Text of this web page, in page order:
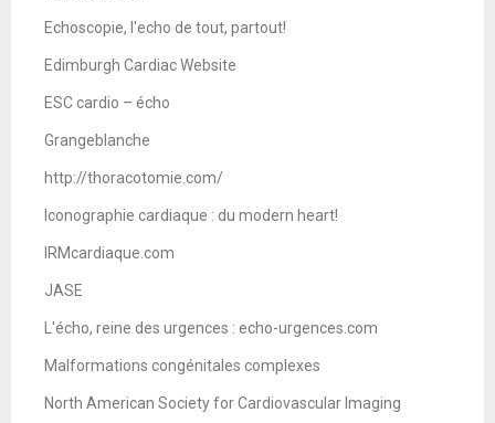
Echoscopie, l'echo de tout, partout!
Edimburgh Cardiac Website
ESC cardio – écho
Grangeblanche
http://thoracotomie.com/
Iconographie cardiaque : du modern heart!
IRMcardiaque.com
JASE
L'écho, reine des urgences : echo-urgences.com
Malformations congénitales complexes
North American Society for Cardiovascular Imaging